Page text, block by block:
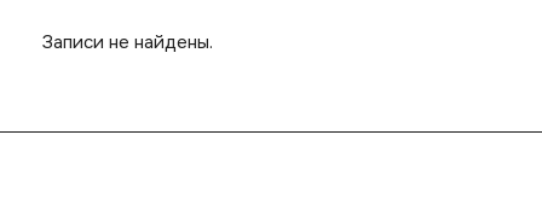
Записи не найдены.